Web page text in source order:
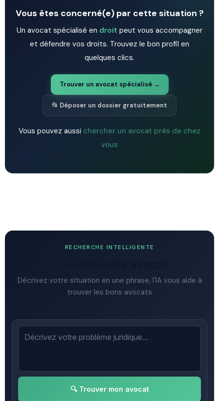
Vous êtes concerné(e) par cette situation ?
Un avocat spécialisé en droit peut vous accompagner
et défendre vos droits. Trouvez le bon profil en
quelques clics.
Trouver un avocat spécialisé →
📂 Déposer un dossier gratuitement
Vous pouvez aussi chercher un avocat près de chez
vous
RECHERCHE INTELLIGENTE
Décrivez votre situation en une phrase, l'IA vous aide à
trouver les bons avocats
🔍 Trouver mon avocat